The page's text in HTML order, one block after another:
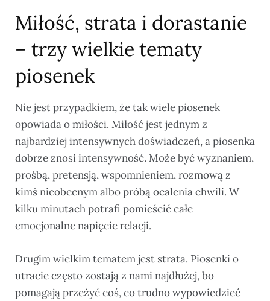
Miłość, strata i dorastanie
– trzy wielkie tematy
piosenek
Nie jest przypadkiem, że tak wiele piosenek
opowiada o miłości. Miłość jest jednym z
najbardziej intensywnych doświadczeń, a piosenka
dobrze znosi intensywność. Może być wyznaniem,
prośbą, pretensją, wspomnieniem, rozmową z
kimś nieobecnym albo próbą ocalenia chwili. W
kilku minutach potrafi pomieścić całe
emocjonalne napięcie relacji.
Drugim wielkim tematem jest strata. Piosenki o
utracie często zostają z nami najdłużej, bo
pomagają przeżyć coś, co trudno wypowiedzieć